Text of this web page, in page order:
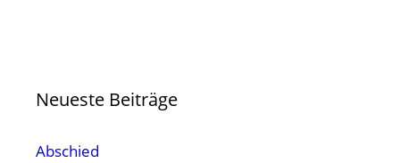
Neueste Beiträge
Abschied